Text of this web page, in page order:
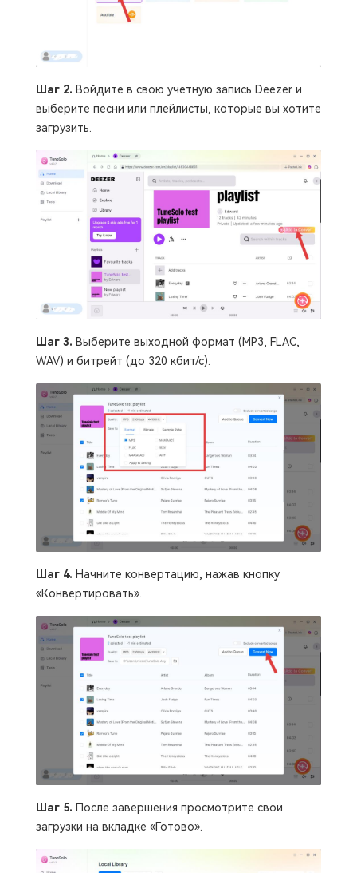
Шаг 2. Войдите в свою учетную запись Deezer и
выберите песни или плейлисты, которые вы хотите
загрузить.
Шаг 3. Выберите выходной формат (MP3, FLAC,
WAV) и битрейт (до 320 кбит/с).
Шаг 4. Начните конвертацию, нажав кнопку
«Конвертировать».
Шаг 5. После завершения просмотрите свои
загрузки на вкладке «Готово».